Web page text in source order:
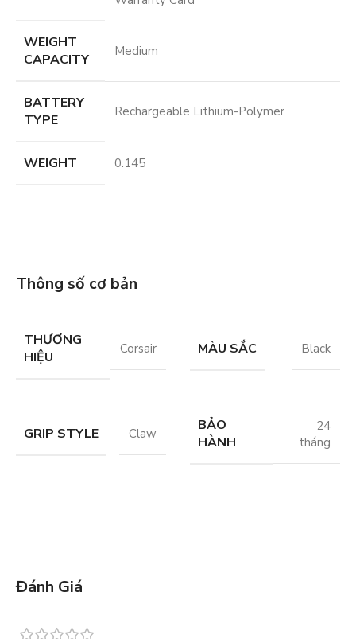
WEIGHT
CAPACITY
Medium
BATTERY
TYPE
Rechargeable Lithium-Polymer
WEIGHT 0.145
Thông số cơ bản
THƯƠNG
HIỆU
Corsair MÀU SẮC Black
GRIP STYLE Claw
BẢO
HÀNH
24
tháng
Đánh Giá